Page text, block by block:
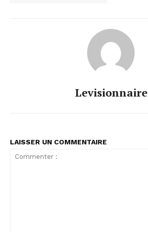
Levisionnaire
LAISSER UN COMMENTAIRE